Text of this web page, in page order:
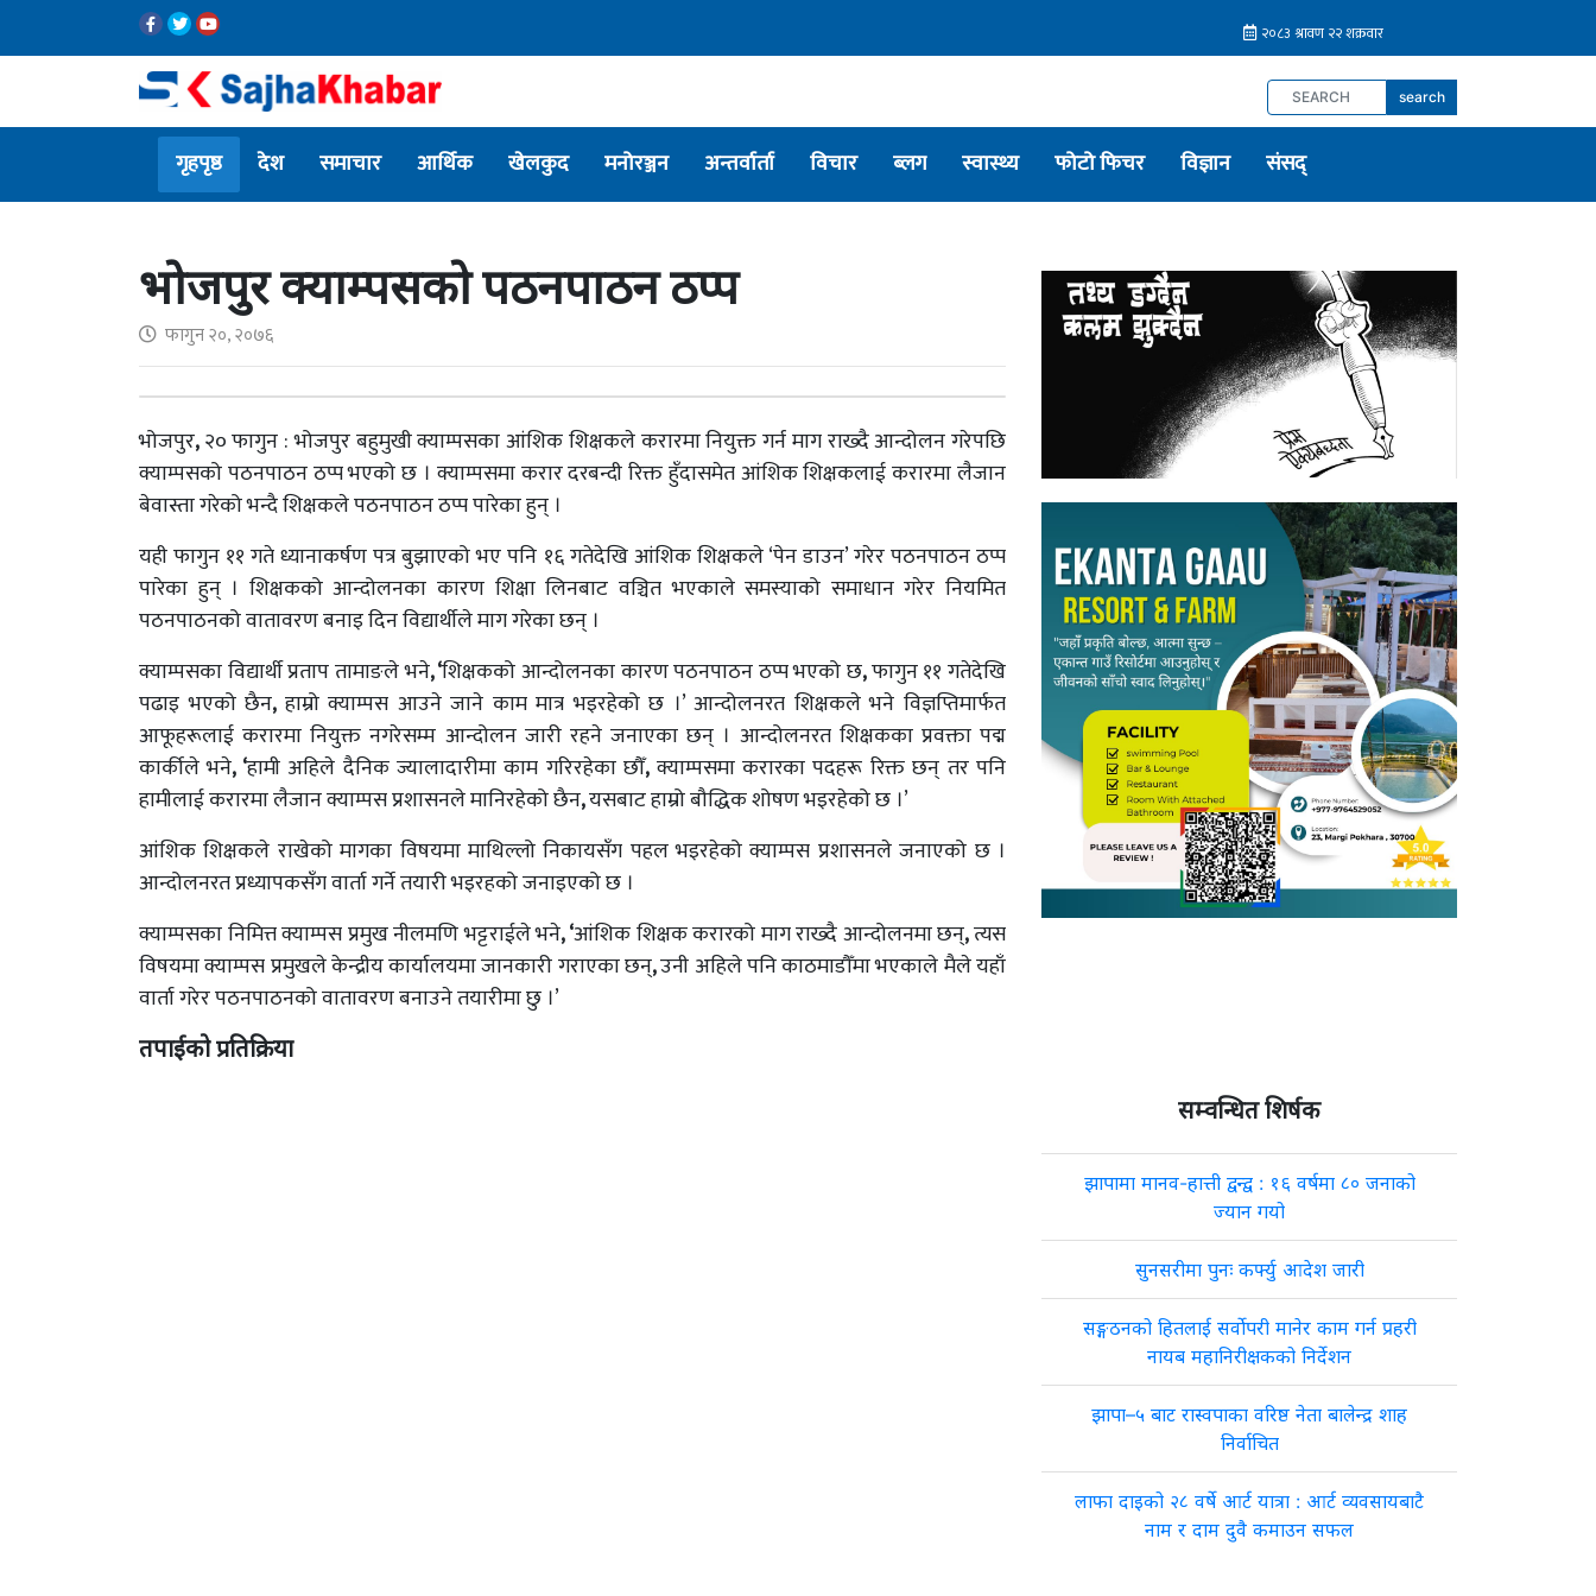
search
गृहपृष्ठ देश समाचार आर्थिक खेलकुद मनोरञ्जन अन्तर्वार्ता विचार ब्लग स्वास्थ्य फोटो फिचर विज्ञान संसद्
भोजपुर क्याम्पसको पठनपाठन ठप्प
फागुन २०, २०७६
भोजपुर,२० फागुन : भोजपुर बहुमुखी क्याम्पसका आंशिक शिक्षकले करारमा नियुक्त गर्न माग राख्दै आन्दोलन गरेपछि
क्याम्पसको पठनपाठन ठप्प भएको छ । क्याम्पसमा करार दरबन्दी रिक्त हुँदासमेत आंशिक शिक्षकलाई करारमा लैजान
बेवास्ता गरेको भन्दै शिक्षकले पठनपाठन ठप्प पारेका हुन् ।
यही फागुन ११ गते ध्यानाकर्षण पत्र बुझाएको भए पनि १६ गतेदेखि आंशिक शिक्षकले ‘पेन डाउन’ गरेर पठनपाठन ठप्प
पारेका हुन् । शिक्षकको आन्दोलनका कारण शिक्षा लिनबाट वञ्चित भएकाले समस्याको समाधान गरेर नियमित
पठनपाठनको वातावरण बनाइ दिन विद्यार्थीले माग गरेका छन् ।
क्याम्पसका विद्यार्थी प्रताप तामाङले भने, ‘शिक्षकको आन्दोलनका कारण पठनपाठन ठप्प भएको छ,फागुन ११ गतेदेखि
पढाइ भएको छैन, हाम्रो क्याम्पस आउने जाने काम मात्र भइरहेको छ ।’ आन्दोलनरत शिक्षकले भने विज्ञप्तिमार्फत
आफूहरूलाई करारमा नियुक्त नगरेसम्म आन्दोलन जारी रहने जनाएका छन् । आन्दोलनरत शिक्षकका प्रवक्ता पद्म
कार्कीले भने, ‘हामी अहिले दैनिक ज्यालादारीमा काम गरिरहेका छौँ, क्याम्पसमा करारका पदहरू रिक्त छन् तर पनि
हामीलाई करारमा लैजान क्याम्पस प्रशासनले मानिरहेको छैन,यसबाट हाम्रो बौद्धिक शोषण भइरहेको छ ।’
आंशिक शिक्षकले राखेको मागका विषयमा माथिल्लो निकायसँग पहल भइरहेको क्याम्पस प्रशासनले जनाएको छ ।
आन्दोलनरत प्रध्यापकसँग वार्ता गर्ने तयारी भइरहको जनाइएको छ ।
क्याम्पसका निमित्त क्याम्पस प्रमुख नीलमणि भट्टराईले भने, ‘आंशिक शिक्षक करारको माग राख्दै आन्दोलनमा छन्,त्यस
विषयमा क्याम्पस प्रमुखले केन्द्रीय कार्यालयमा जानकारी गराएका छन्,उनी अहिले पनि काठमाडौँमा भएकाले मैले यहाँ
वार्ता गरेर पठनपाठनको वातावरण बनाउने तयारीमा छु ।’
तपाईको प्रतिक्रिया
सम्वन्धित शिर्षक
झापामा मानव-हात्ती द्वन्द्व : १६ वर्षमा ८० जनाको
ज्यान गयो
सुनसरीमा पुनः कर्फ्यु आदेश जारी
सङ्गठनको हितलाई सर्वोपरी मानेर काम गर्न प्रहरी
नायब महानिरीक्षकको निर्देशन
झापा–५ बाट रास्वपाका वरिष्ठ नेता बालेन्द्र शाह
निर्वाचित
लाफा दाइको २८ वर्षे आर्ट यात्रा : आर्ट व्यवसायबाटै
नाम र दाम दुवै कमाउन सफल